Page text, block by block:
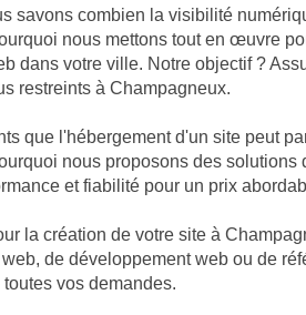
savons combien la visibilité
nous mettons tout en œuvre
dans votre ville. Notre objectif ?
restreints à Champagneux.
que l'hébergement d'un site peut
nous proposons des
et fiabilité pour un prix
la création de votre site à
de développement web ou de
vos demandes.